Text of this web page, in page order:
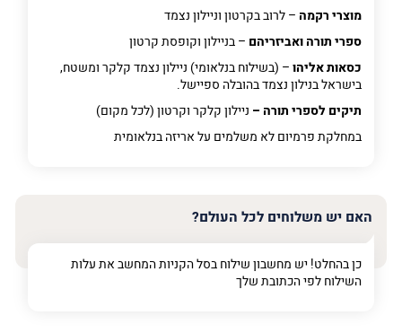
מוצרי רקמה – לרוב בקרטון וניילון נצמד
ספרי תורה ואביזריהם – בניילון וקופסת קרטון
כסאות אליהו– (בשילוח בנלאומי) ניילון נצמד קלקר ומשטח,
בישראל בנילון נצמד בהובלה ספיישל.
תיקים לספרי תורה – ניילון קלקר וקרטון (לכל מקום)
במחלקת פרמיוםלא משלמים על אריזה בנלאומית
האם יש משלוחים לכל העולם?
כן בהחלט! יש מחשבון שילוח בסל הקניות המחשב את עלות
השילוח לפי הכתובת שלך